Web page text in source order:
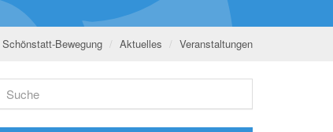
Schönstatt-Bewegung Aktuelles Veranstaltungen